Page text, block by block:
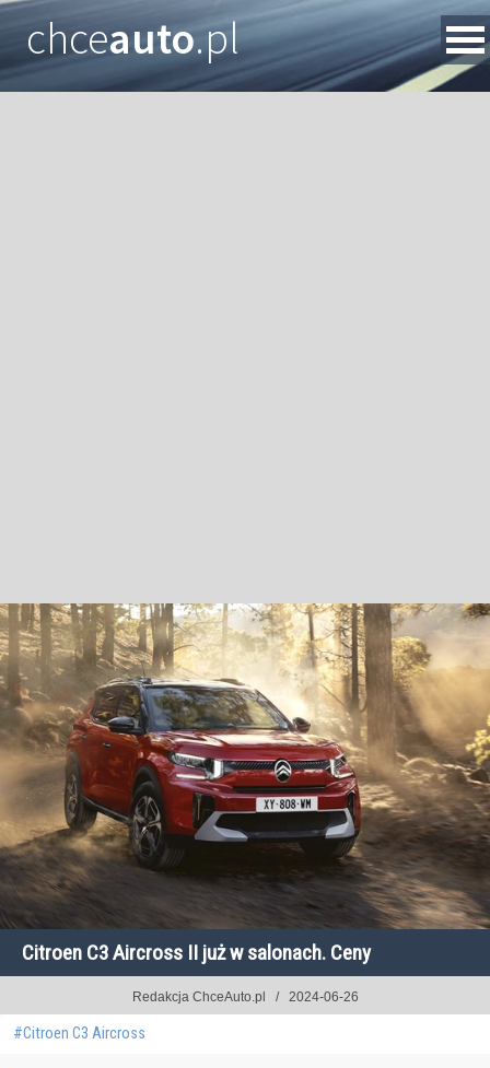
chceauto.pl
Citroen C3 Aircross II już w salonach. Ceny
Redakcja ChceAuto.pl 2024-06-26
#Citroen C3 Aircross